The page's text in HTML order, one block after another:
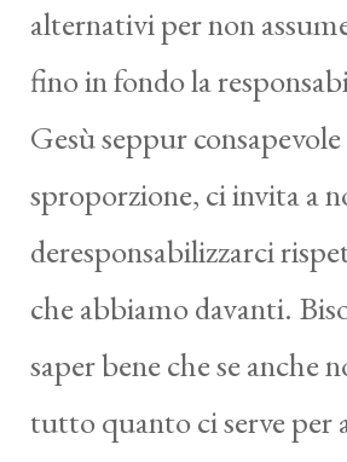
alternativi per non
fino in fondo la
Gesù seppur
sproporzione, ci invita a
deresponsabilizzarci
che abbiamo davanti.
saper bene che se anche
tutto quanto ci serve per